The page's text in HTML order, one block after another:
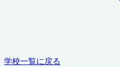
学校一覧に戻る